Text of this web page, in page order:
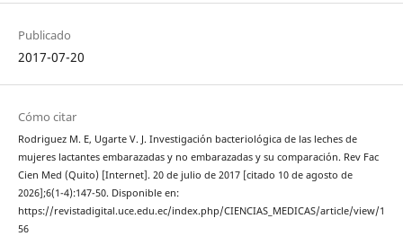
Publicado
2017-07-20
Cómo citar
Rodriguez M. E, Ugarte V. J. Investigación bacteriológica de las leches de
mujeres lactantes embarazadas y no embarazadas y su comparación. Rev Fac
Cien Med (Quito) [Internet]. 20 de julio de 2017 [citado 10 de agosto de
2026];6(1-4):147-50. Disponible en:
https://revistadigital.uce.edu.ec/index.php/CIENCIAS_MEDICAS/article/view/1
56